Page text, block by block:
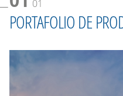
01
PORTAFOLIO DE